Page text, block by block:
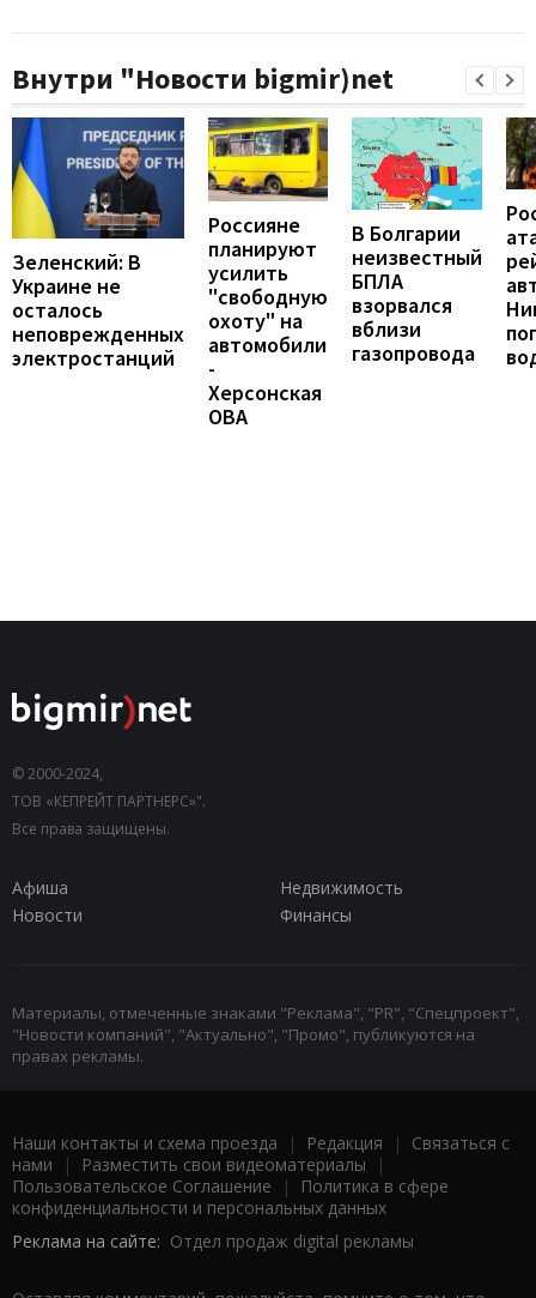
Внутри "Новости bigmir)net
Зеленский: В
Украине не
осталось
неповрежденных
электростанций
Россияне
планируют
усилить
"свободную
охоту" на
автомобили
-
Херсонская
ОВА
В Болгарии
неизвестный
БПЛА
взорвался
вблизи
газопровода
© 2000-2024,
ТОВ «КЕПРЕЙТ ПАРТНЕРС»".
Все права защищены.
Афиша
Недвижимость
Новости
Финансы
Материалы, отмеченные знаками "Реклама", "PR", "Спецпроект",
"Новости компаний", "Актуально", "Промо", публикуются на
правах рекламы.
Наши контакты и схема проезда | Редакция | Связаться с
нами | Разместить свои видеоматериалы |
Пользовательское Соглашение |
Политика в сфере
конфиденциальности и персональных данных
Реклама на сайте: Отдел продаж digital рекламы